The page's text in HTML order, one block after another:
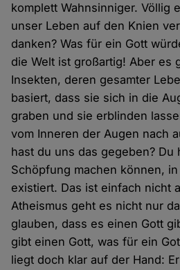
komplett Wahnsinniger. Völlig
unser Leben auf den Knien
danken? Was für ein Gott
die Welt ist großartig! Aber es
Insekten, deren gesamter
basiert, dass sie sich in die
graben und sie erblinden
vom Inneren der Augen nach
hast du uns das gegeben? Du
Schöpfung machen können,
existiert. Das ist einfach nicht
Atheismus geht es nicht nur
glauben, dass es einen Gott
gibt einen Gott, was für ein
liegt doch klar auf der Hand: